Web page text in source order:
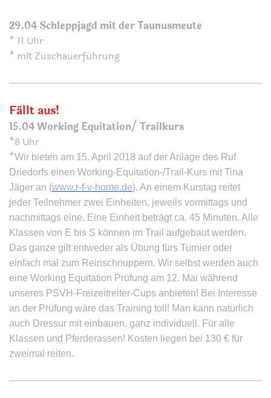
29.04 Schleppjagd mit der Taunusmeute
* 11 Uhr
* mit Zuschauerführung
Fällt aus!
15.04 Working Equitation/ Trailkurs
*8 Uhr
*Wir bieten am 15. April 2018 auf der Anlage des Ruf
Driedorfs einen Working-Equitation-/Trail-Kurs mit Tina
Jäger an (www.r-f-v-home.de). An einem Kurstag reitet
jeder Teilnehmer zwei Einheiten, jeweils vormittags und
nachmittags eine. Eine Einheit beträgt ca. 45 Minuten. Alle
Klassen von E bis S können im Trail aufgebaut werden.
Das ganze gilt entweder als Übung fürs Turnier oder
einfach mal zum Reinschnuppern. Wir selbst werden auch
eine Working Equitation Prüfung am 12. Mai während
unseres PSVH-Freizeitreiter-Cups anbieten! Bei Interesse
an der Prüfung wäre das Training toll! Man kann natürlich
auch Dressur mit einbauen, ganz individuell. Für alle
Klassen und Pferderassen! Kosten liegen bei 130 € für
zweimal reiten.